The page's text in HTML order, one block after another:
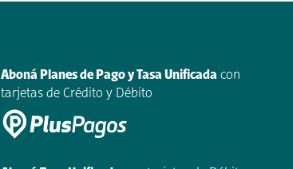
Aboná Planes de Pago y Tasa Unificada con
tarjetas de Crédito y Débito